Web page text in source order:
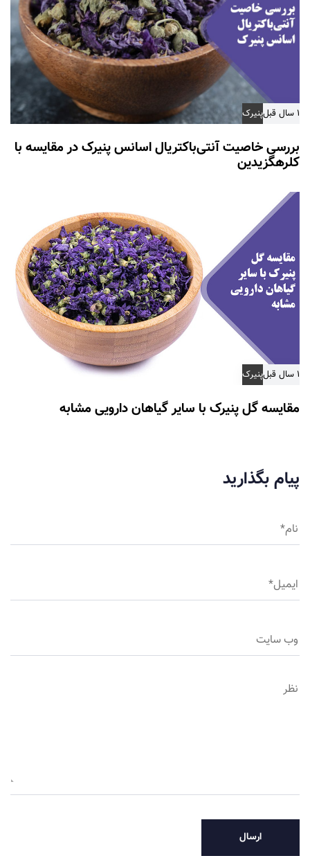
۱ سال قبل پنیرک
بررسی خاصیت آنتی‌باکتریال اسانس پنیرک در مقایسه با
کلرهگزیدین
۱ سال قبل پنیرک
مقایسه گل پنیرک با سایر گیاهان دارویی مشابه​
پیام بگذارید